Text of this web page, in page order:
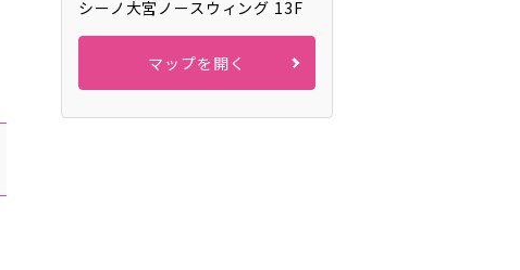
シーノ大宮ノースウィング 13F
マップを開く